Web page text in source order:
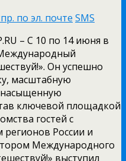
по эл. почте SMS
– С 10 по 14 июня в
Он успешно
масштабную
ключевой площадкой
гостей с
России и
Международного
выступил